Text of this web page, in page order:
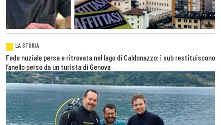
LA STORIA
Fede nuziale persa e ritrovata nel lago di Caldonazzo: i sub restituiscono
l’anello perso da un turista di Genova